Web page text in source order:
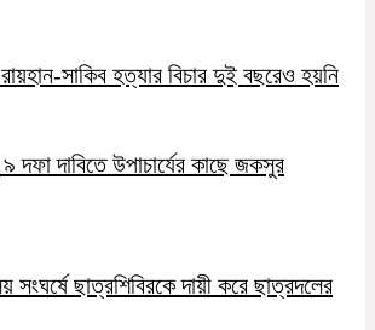
সাকিব হত্যার বিচার দুই বছরেও হয়নি
দফা দাবিতে উপাচার্যের কাছে জকসুর
সংঘর্ষে ছাত্রশিবিরকে দায়ী করে ছাত্রদলের